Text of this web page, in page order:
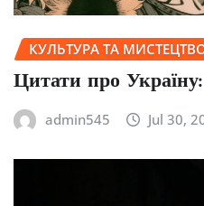
КУЛЬТУРА ТА
Цитати про
admin545 Jul 30,